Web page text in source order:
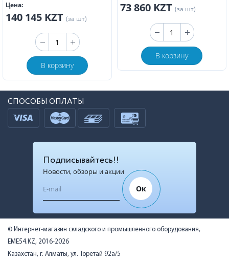
Цена:
140 145 KZT (за шт)
В корзину
73 860 KZT (за шт)
В корзину
СПОСОБЫ ОПЛАТЫ
Подписывайтесь!!
Новости, обзоры и акции
Ок
© Интернет-магазин складского и промышленного оборудования,
EME54.KZ, 2016-2026
Казахстан, г. Алматы, ул. Торетай 92а/5